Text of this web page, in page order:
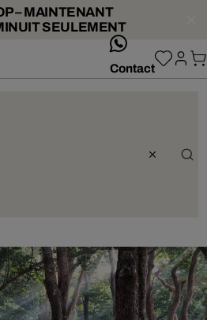
– MAINTENANT
SEULEMENT
Contact